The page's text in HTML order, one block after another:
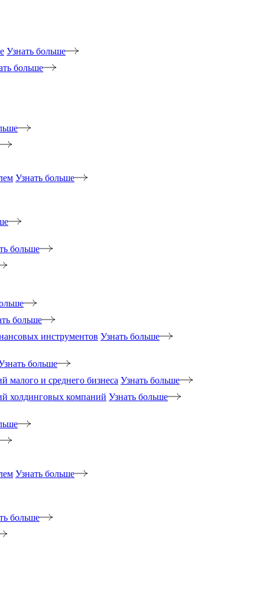
Узнать больше
больше
Узнать больше
больше
больше
инструментов Узнать больше
больше
малого и среднего бизнеса Узнать больше
холдинговых компаний Узнать больше
Узнать больше
больше